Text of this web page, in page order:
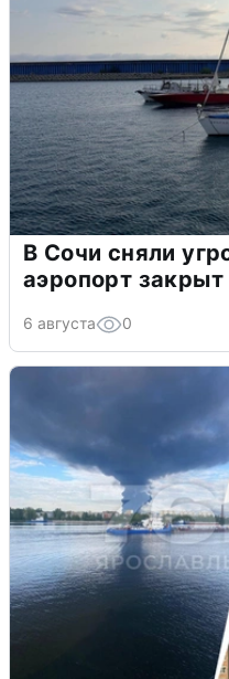
В Сочи сняли
аэропорт закрыт
6 августа 0